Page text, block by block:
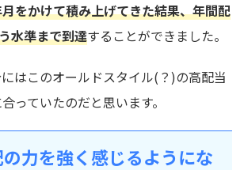
をかけて積み上げてきた結果、年間配
水準まで到達することができました。
はこのオールドスタイル(？)の高配当
っていたのだと思います。
力を強く感じるようにな